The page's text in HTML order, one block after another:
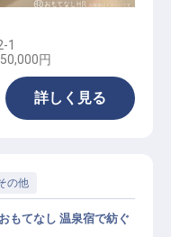
1
円
詳しく見る
の他
もてなし 温泉宿で紡ぐ